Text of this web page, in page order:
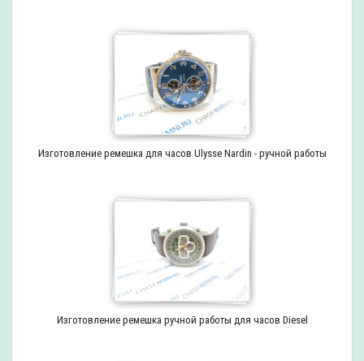
Изготовление ремешка для часов Ulysse Nardin - ручной работы
Изготовление ремешка ручной работы для часов Diesel